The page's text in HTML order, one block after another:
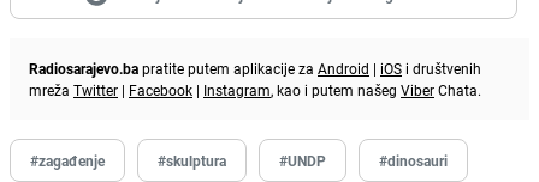
Radiosarajevo.bapratite putem aplikacije za Android | iOS i društvenih
mreža Twitter | Facebook | Instagram, kao i putem našeg ViberChata.
#zagađenje #skulptura #UNDP #dinosauri